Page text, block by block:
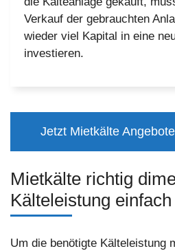
Verkauf der gebrauchten
wieder viel Kapital in eine
investieren.
Jetzt Mietkälte
Mietkälte richtig
Kälteleistung
Um die benötigte Kälteleistung